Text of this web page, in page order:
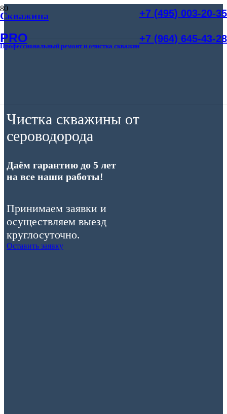
Скважина
PRO
Профессиональный ремонт и очистка скважин
+7 (495) 003-20-35
+7 (964) 645-43-28
Чистка скважины от
сероводорода
Даём гарантию до 5 лет
на все наши работы!
Принимаем заявки и
осуществляем выезд
круглосуточно.
Оставить заявку